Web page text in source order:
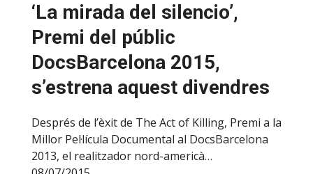
‘La mirada del silencio’,
Premi del públic
DocsBarcelona 2015,
s’estrena aquest divendres
Després de l’èxit de The Act of Killing, Premi a la
Millor Pel·lícula Documental al DocsBarcelona
2013, el realitzador nord-americà…